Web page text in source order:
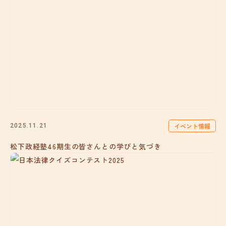
2025.11.21 イベント情報
松下政経塾46期生の皆さんとの学びと気づき